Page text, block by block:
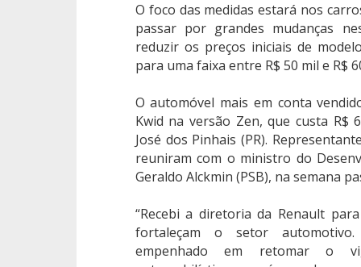
O foco das medidas estará nos
passar por grandes mudanças
reduzir os preços iniciais de
para uma faixa entre R$ 50 mil e R$
O automóvel mais em conta
Kwid na versão Zen, que custa R$
José dos Pinhais (PR).
reuniram com o ministro do
Geraldo Alckmin (PSB), na semana
“Recebi a diretoria da Renault
fortaleçam o setor
empenhado em retomar o